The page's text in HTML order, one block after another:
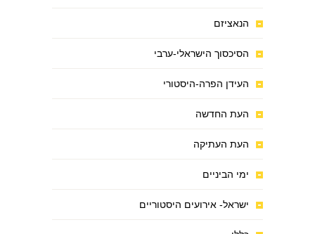
הנאציזם
הסיכסוך הישראלי-ערבי
העידן הפרה-היסטורי
העת החדשה
העת העתיקה
ימי הביניים
ישראל- אירועים היסטוריים